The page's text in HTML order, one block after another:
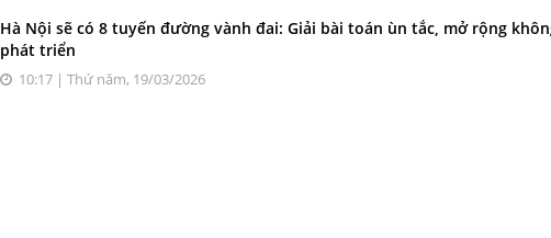
Hà Nội sẽ có 8 tuyến đường vành đai: Giải bài toán ùn tắc, mở rộng
phát triển
10:17 | Thứ năm, 19/03/2026